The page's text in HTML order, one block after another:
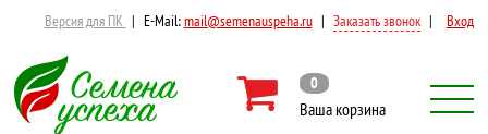
Версия для ПК | E-Mail:mail@semenauspeha.ru | Заказать звонок | Вход
0
Ваша корзина